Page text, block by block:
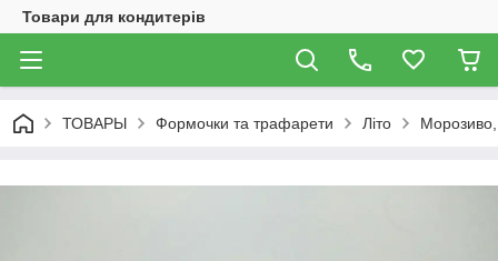
Товари для кондитерів
ТОВАРЫ Формочки та трафарети Літо Морозиво,